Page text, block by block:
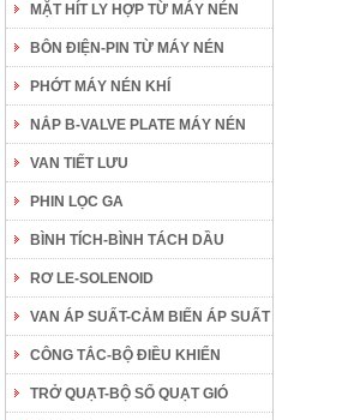
MẶT HÍT LY HỢP TỪ MÁY NÉN
BÔN ĐIỆN-PIN TỪ MÁY NÉN
PHỚT MÁY NÉN KHÍ
NẮP B-VALVE PLATE MÁY NÉN
VAN TIẾT LƯU
PHIN LỌC GA
BÌNH TÍCH-BÌNH TÁCH DẦU
RƠ LE-SOLENOID
VAN ÁP SUẤT-CẢM BIẾN ÁP SUẤT
CÔNG TẮC-BỘ ĐIỀU KHIỂN
TRỞ QUẠT-BỘ SỐ QUẠT GIÓ